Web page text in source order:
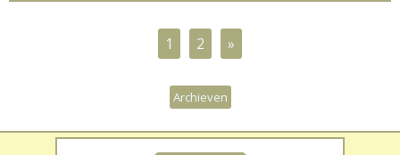
1 2 »
Archieven